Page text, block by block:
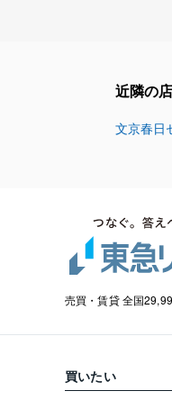
近隣の
文京春日
売買・賃貸 全国
買いたい